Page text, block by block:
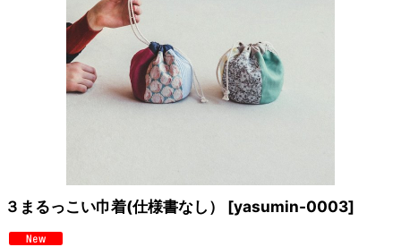
３まるっこい巾着(仕様書なし） [yasumin-0003]